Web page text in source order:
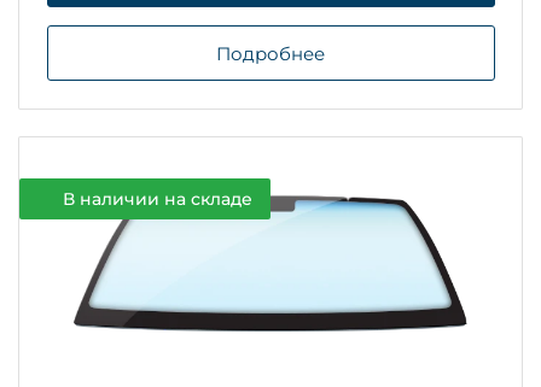
Подробнее
В наличии на складе